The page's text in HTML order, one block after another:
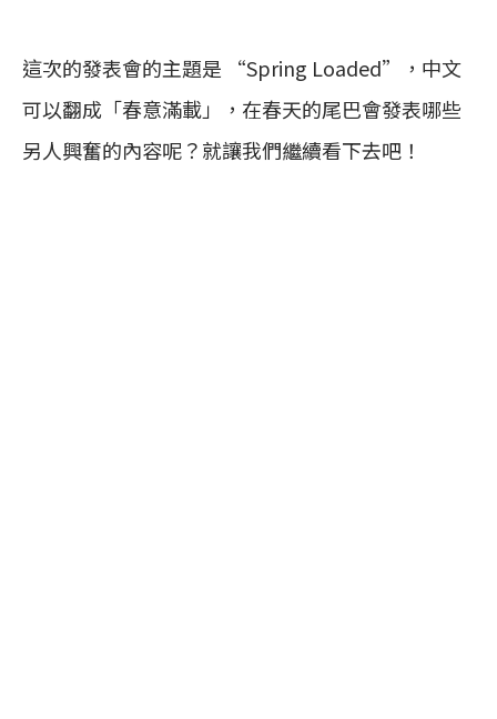
這次的發表會的主題是 “Spring Loaded”，中文
可以翻成「春意滿載」，在春天的尾巴會發表哪些
另人興奮的內容呢？就讓我們繼續看下去吧！